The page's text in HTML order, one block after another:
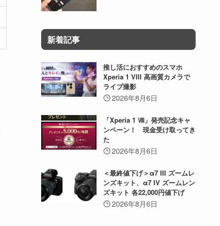
新着記事
推し活におすすめのスマホ
Xperia 1 VIII 高画質カメラで
ライブ撮影
2026年8月6日
「Xperia 1 Ⅷ」発売記念キャ
ンペーン！ 現金受け取ってき
た
2026年8月6日
＜最終値下げ＞α7 III ズームレ
ンズキット、α7 IV ズームレン
ズキット 各22,000円値下げ
2026年8月6日